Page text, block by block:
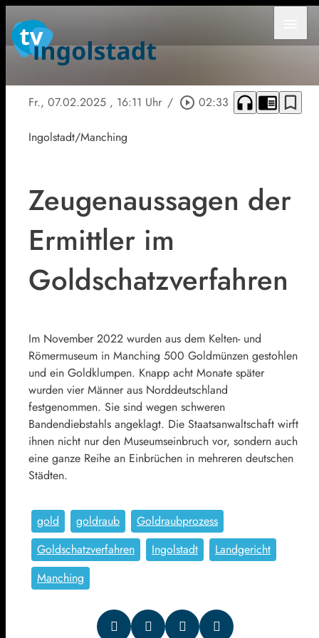
Fr., 07.02.2025 , 16:11 Uhr / play_circle_outline 02:33 headphones chrome_reader_mode bookmark_border
Ingolstadt/Manching
Zeugenaussagen der
Ermittler im
Goldschatzverfahren
Im November 2022 wurden aus dem Kelten- und
Römermuseum in Manching 500 Goldmünzen gestohlen
und ein Goldklumpen. Knapp acht Monate später
wurden vier Männer aus Norddeutschland
festgenommen. Sie sind wegen schweren
Bandendiebstahls angeklagt. Die Staatsanwaltschaft wirft
ihnen nicht nur den Museumseinbruch vor, sondern auch
eine ganze Reihe an Einbrüchen in mehreren deutschen
Städten.
gold goldraub
Goldraubprozess
Goldschatzverfahren
Ingolstadt
Landgericht
Manching